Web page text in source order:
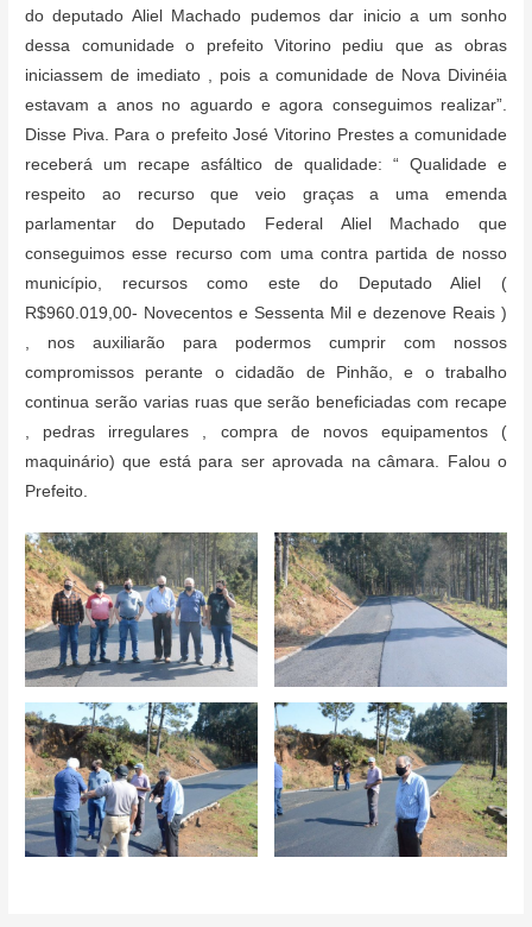
do deputado Aliel Machado pudemos dar inicio a um sonho
dessa comunidade o prefeito Vitorino pediu que as obras
iniciassem de imediato , pois a comunidade de Nova Divinéia
estavam a anos no aguardo e agora conseguimos realizar”.
Disse Piva. Para o prefeito José Vitorino Prestes a comunidade
receberá um recape asfáltico de qualidade: “ Qualidade e
respeito ao recurso que veio graças a uma emenda
parlamentar do Deputado Federal Aliel Machado que
conseguimos esse recurso com uma contra partida de nosso
município, recursos como este do Deputado Aliel (
R$960.019,00- Novecentos e Sessenta Mil e dezenove Reais )
, nos auxiliarão para podermos cumprir com nossos
compromissos perante o cidadão de Pinhão, e o trabalho
continua serão varias ruas que serão beneficiadas com recape
, pedras irregulares , compra de novos equipamentos (
maquinário) que está para ser aprovada na câmara. Falou o
Prefeito.